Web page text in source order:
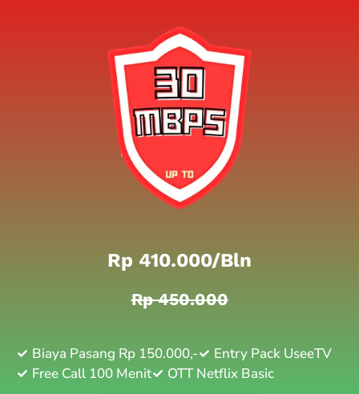
Rp 410.000/bln
Rp 450.000
Biaya Pasang Rp 150.000,-
Entry Pack UseeTV
Free Call 100 Menit
OTT Netflix Basic